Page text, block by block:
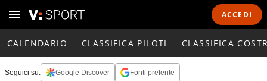
ACCEDI
CALENDARIO CLASSIFICA PILOTI CLASSIFICA
Seguici su: Google Discover Fonti preferite